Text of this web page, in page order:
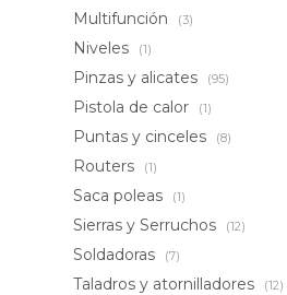
Multifunción (3)
Niveles (1)
Pinzas y alicates (95)
Pistola de calor (1)
Puntas y cinceles (8)
Routers (1)
Saca poleas (1)
Sierras y Serruchos (12)
Soldadoras (7)
Taladros y atornilladores (12)